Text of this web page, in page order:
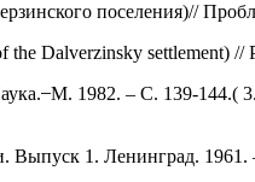
поселения)//
Dalverzinsky settlement)
М. 1982. – С. 139-144.(
1. Ленинград. 1961.